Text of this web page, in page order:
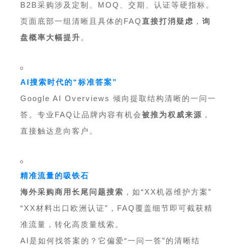
B2B采购涉及定制、 MOQ
、交期、认证等硬指标。
页面底部一组清晰且具体的FAQ直接打消疑虑 ， 询
盘概率大幅提升 。
AI搜索时代的“标准答案”
Google AI Overviews 倾向提取结构清晰的一问一
答。专业FAQ让品牌内容有机会被推为权威来源 ，
直接触达意向客户。
精准流量的吸铁石
海外采购商用长尾问题搜索 ，如“XX机器维护方案”
“XX材料出口欧洲认证”，FAQ覆盖细节即可截获精
准流量，转化高质量线索。
AI是如何找答案的？它偏爱“一问一答”的清晰结